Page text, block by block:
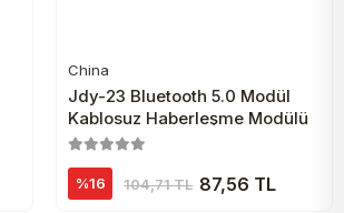
Sepete Ekle
China
Jdy-23 Bluetooth 5.0 Modül
Kablosuz Haberleşme Modülü
%16 104,71 TL 87,56 TL